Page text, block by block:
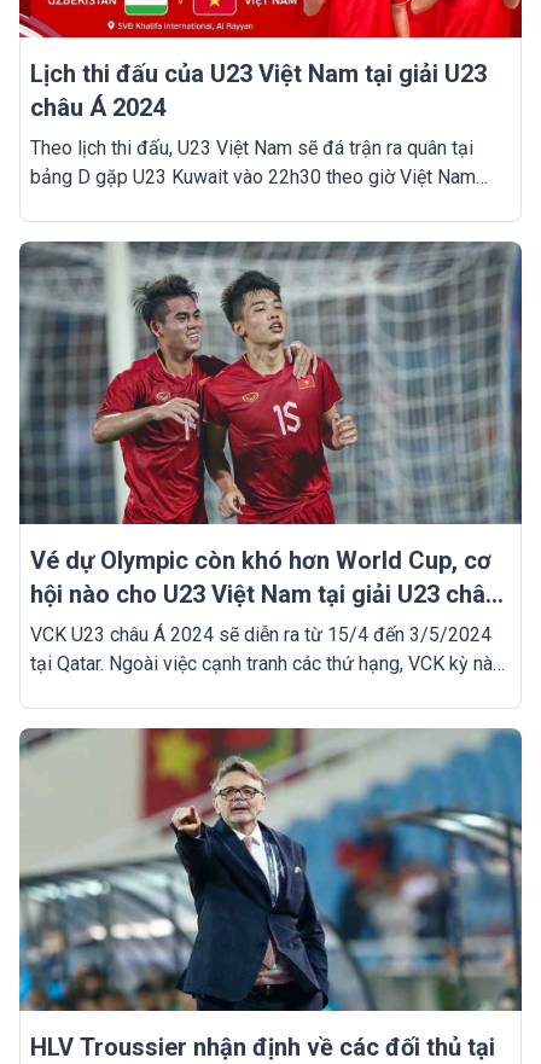
Lịch thi đấu của U23 Việt Nam tại giải U23
châu Á 2024
Theo lịch thi đấu, U23 Việt Nam sẽ đá trận ra quân tại
bảng D gặp U23 Kuwait vào 22h30 theo giờ Việt Nam
Vé dự Olympic còn khó hơn World Cup, cơ
hội nào cho U23 Việt Nam tại giải U23 châu
Á?
VCK U23 châu Á 2024 sẽ diễn ra từ 15/4 đến 3/5/2024
tại Qatar. Ngoài việc cạnh tranh các thứ hạng, VCK kỳ này
suất có thể đến Pháp dự Thế vận hội.
HLV Troussier nhận định về các đối thủ tại